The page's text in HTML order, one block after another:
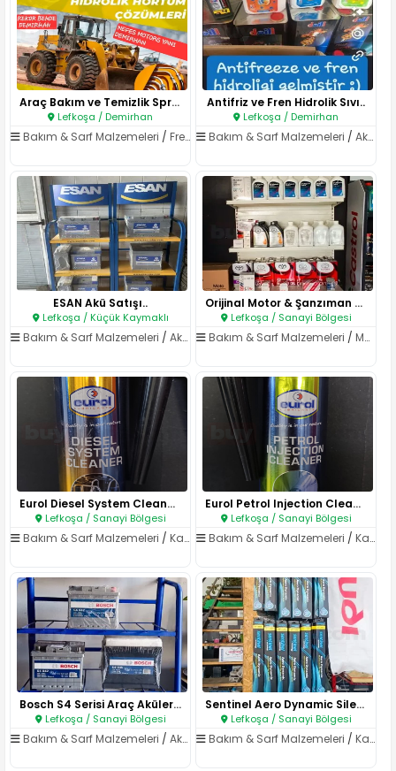
Araç Bakım ve Temizlik Spreyle..
Lefkoşa / Demirhan
Bakım & Sarf Malzemeleri / Fren & Hidrolik Yağları
Antifriz ve Fren Hidrolik Sıvı..
Lefkoşa / Demirhan
Bakım & Sarf Malzemeleri /Aküler
ESAN Akü Satışı..
Lefkoşa / Küçük Kaymaklı
Bakım & Sarf Malzemeleri / Aküler
Orijinal Motor & Şanzıman Yağl..
Lefkoşa / Sanayi Bölgesi
Bakım & Sarf Malzemeleri /Motor Yağları
Eurol Diesel System Cleaner – ..
Lefkoşa / Sanayi Bölgesi
Bakım & Sarf Malzemeleri / Katkılar
Eurol Petrol Injection Cleaner..
Lefkoşa / Sanayi Bölgesi
Bakım & Sarf Malzemeleri /Katkılar
Bosch S4 Serisi Araç Aküleri –..
Lefkoşa / Sanayi Bölgesi
Bakım & Sarf Malzemeleri / Aküler
Sentinel Aero Dynamic Silecek ..
Lefkoşa / Sanayi Bölgesi
Bakım & Sarf Malzemeleri /Katkılar